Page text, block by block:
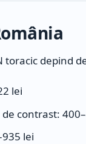
toracic depind
lei
contrast:
lei